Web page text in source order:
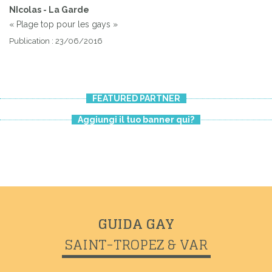
NIcolas - La Garde
« Plage top pour les gays »
Publication : 23/06/2016
FEATURED PARTNER
Aggiungi il tuo banner qui?
GUIDA GAY
SAINT-TROPEZ & VAR